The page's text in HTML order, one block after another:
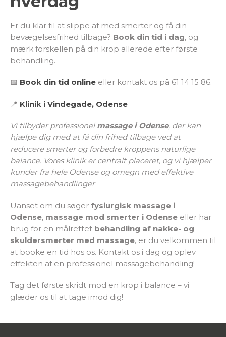
Er du klar til at slippe af med smerter og få din
bevægelsesfrihed tilbage? Book din tid i dag, og
mærk forskellen på din krop allerede efter første
behandling.
📅 Book din tid online eller kontakt os på 61 14 15 86.
📍 Klinik i Vindegade, Odense
Vi tilbyder professionel massage i Odense, der kan
hjælpe dig med at få din frihed tilbage ved at
reducere smerter og forbedre kroppens naturlige
balance. Vores klinik er centralt placeret, og vi hjælper
kunder fra hele Odense og omegn med effektive
massagebehandlinger
Uanset om du søger fysiurgisk massage i
Odense, massage mod smerter i Odense eller har
brug for en målrettet behandling af nakke- og
skuldersmerter med massage, er du velkommen til
at booke en tid hos os. Kontakt os i dag og oplev
effekten af en professionel massagebehandling!
Tag det første skridt mod en krop i balance – vi
glæder os til at tage imod dig!